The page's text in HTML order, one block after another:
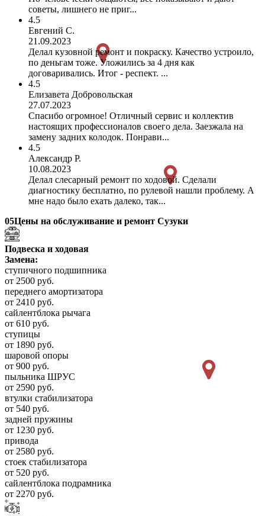
советы, лишнего не приг...
4.5
Евгений С.
21.09.2023
Делал кузовной ремонт и покраску. Качество устроило,
по деньгам тоже. Уложились за 4 дня как
договаривались. Итог - респект. ...
4.5
Елизавета Добровольская
27.07.2023
Спасибо огромное! Отличный сервис и коллектив
настоящих профессионалов своего дела. Заезжала на
замену задних колодок. Понрави...
4.5
Александр Р.
10.08.2023
Делал слесарный ремонт по ходовой. Сделали
диагностику бесплатно, по рулевой нашли проблему. А
мне надо было ехать далеко, так...
05Цены на обслуживание и ремонт Сузуки
Подвеска и ходовая
Замена:
ступичного подшипника
от 2500 руб.
переднего амортизатора
от 2410 руб.
сайлентблока рычага
от 610 руб.
ступицы
от 1890 руб.
шаровой опоры
от 900 руб.
пыльника ШРУС
от 2590 руб.
втулки стабилизатора
от 540 руб.
задней пружины
от 1230 руб.
привода
от 2580 руб.
стоек стабилизатора
от 520 руб.
сайлентблока подрамника
от 2270 руб.